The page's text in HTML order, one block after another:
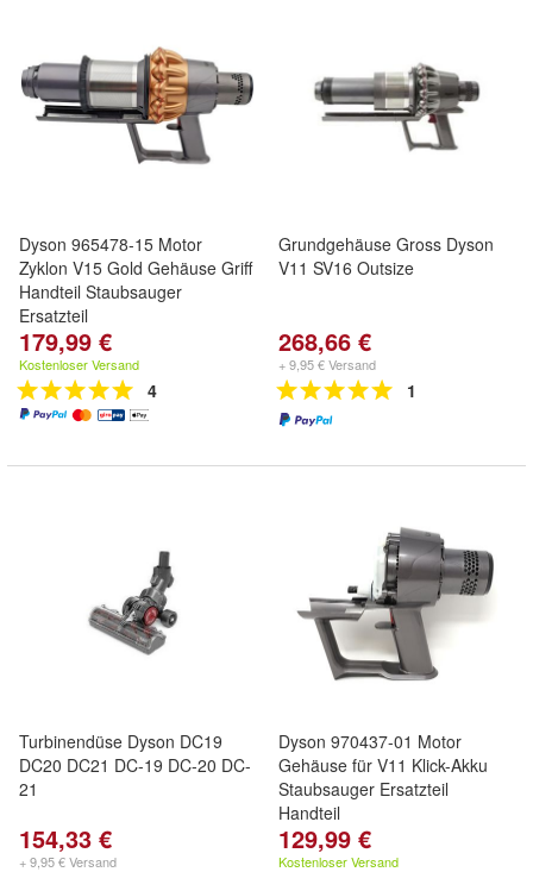
Dyson 965478-15 Motor
Zyklon V15 Gold Gehäuse Griff
Handteil Staubsauger
Ersatzteil
179,99 €
Kostenloser Versand
4
Grundgehäuse Gross Dyson
V11 SV16 Outsize
268,66 €
+ 9,95 € Versand
1
Turbinendüse Dyson DC19
DC20 DC21 DC-19 DC-20 DC-
21
154,33 €
+ 9,95 € Versand
Dyson 970437-01 Motor
Gehäuse für V11 Klick-Akku
Staubsauger Ersatzteil
Handteil
129,99 €
Kostenloser Versand